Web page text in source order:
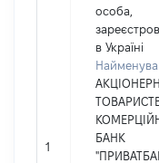
1
особа,
в Україні
БАНК